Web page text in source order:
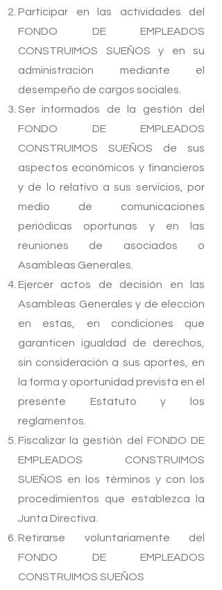
Participar en las actividades del
FONDO DE EMPLEADOS
CONSTRUIMOS SUEÑOS y en su
administración mediante el
desempeño de cargos sociales.
Ser informados de la gestión del
FONDO DE EMPLEADOS
CONSTRUIMOS SUEÑOS de sus
aspectos económicos y financieros
y de lo relativo a sus servicios, por
medio de comunicaciones
periódicas oportunas y en las
reuniones de asociados o
Asambleas Generales.
Ejercer actos de decisión en las
Asambleas Generales y de elección
en estas, en condiciones que
garanticen igualdad de derechos,
sin consideración a sus aportes, en
la forma y oportunidad prevista en el
presente Estatuto y los
reglamentos.
Fiscalizar la gestión del FONDO DE
EMPLEADOS CONSTRUIMOS
SUEÑOS en los términos y con los
procedimientos que establezca la
Junta Directiva.
Retirarse voluntariamente del
FONDO DE EMPLEADOS
CONSTRUIMOS SUEÑOS